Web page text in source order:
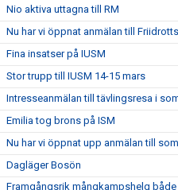
Nio aktiva uttagna till RM
Nu har vi öppnat anmälan till
Fina insatser på IUSM
Stor trupp till IUSM 14-15 mars
Intresseanmälan till tävlingsresa i
Emilia tog brons på ISM
Nu har vi öppnat upp anmälan till
Dagläger Bosön
Framgångsrik mångkampshelg både